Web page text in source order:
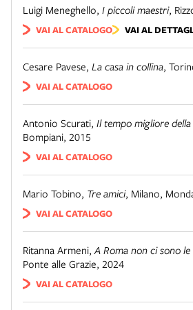
Luigi Meneghello, I piccoli maestri,
VAI AL CATALOGO VAI AL
Cesare Pavese, La casa in collina,
VAI AL CATALOGO
Antonio Scurati, Il tempo migliore
Bompiani, 2015
VAI AL CATALOGO
Mario Tobino, Tre amici, Milano,
VAI AL CATALOGO
Ritanna Armeni,A Roma non ci sono
Ponte alle Grazie, 2024
VAI AL CATALOGO